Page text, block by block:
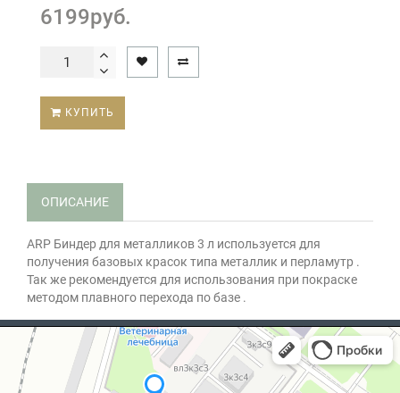
6199руб.
КУПИТЬ
ОПИСАНИЕ
ARP Биндер для металликов 3 л используется для
получения базовых красок типа металлик и перламутр .
Так же рекомендуется для использования при покраске
методом плавного перехода по базе .